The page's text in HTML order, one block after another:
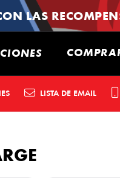
LAS
LISTA DE EMAIL